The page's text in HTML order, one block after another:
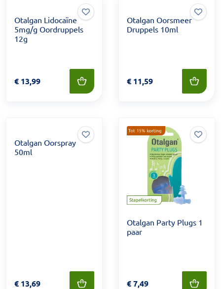
Otalgan Lidocaïne
5mg/g Oordruppels
12g
Prijs: € 13,99
€ 13,99
Otalgan Oorsmeer
Druppels 10ml
Prijs: € 11,59
€ 11,59
Otalgan Oorspray
50ml
Prijs: € 13,69
€ 13,69
Otalgan Party Plugs 1
paar
Prijs: € 7,49
€7,49